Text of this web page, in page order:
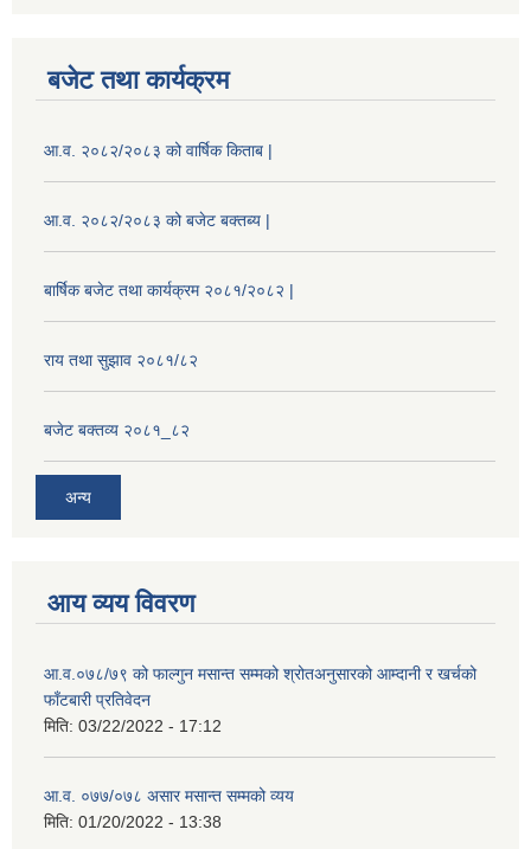
बजेट तथा कार्यक्रम
आ.व. २०८२/२०८३ को वार्षिक किताब |
आ.व. २०८२/२०८३ को बजेट बक्तब्य |
बार्षिक बजेट तथा कार्यक्रम २०८१/२०८२ |
राय तथा सुझाव २०८१/८२
बजेट बक्तव्य २०८१_८२
अन्य
आय व्यय विवरण
आ.व.०७८/७९ को फाल्गुन मसान्त सम्मको श्रोतअनुसारको आम्दानी र खर्चको
फाँटबारी प्रतिवेदन
मिति: 03/22/2022 - 17:12
आ.व. ०७७/०७८ असार मसान्त सम्मको व्यय
मिति: 01/20/2022 - 13:38